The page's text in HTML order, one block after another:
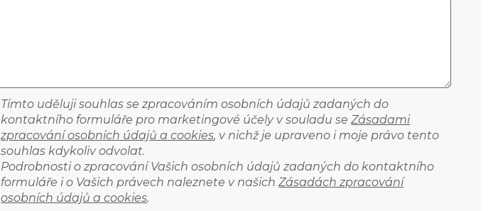
Tímto uděluji souhlas se zpracováním osobních údajů zadaných do
kontaktního formuláře pro marketingové účely v souladu seZásadami
zpracování osobních údajů a cookies, v nichž je upraveno i moje právo tento
souhlas kdykoliv odvolat.
Podrobnosti o zpracování Vašich osobních údajů zadaných do kontaktního
formuláře i o Vašich právech naleznete v našichZásadách zpracování
osobních údajů a cookies.